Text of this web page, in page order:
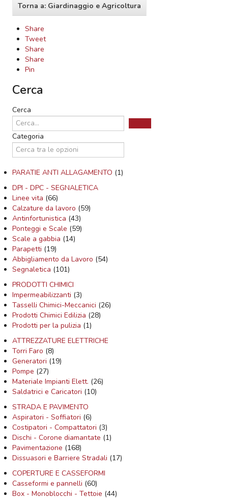
Torna a: Giardinaggio e Agricoltura
Share
Tweet
Share
Share
Pin
Cerca
Cerca
Categoria
PARATIE ANTI ALLAGAMENTO (1)
DPI - DPC - SEGNALETICA
Linee vita (66)
Calzature da lavoro (59)
Antinfortunistica (43)
Ponteggi e Scale (59)
Scale a gabbia (14)
Parapetti (19)
Abbigliamento da Lavoro (54)
Segnaletica (101)
PRODOTTI CHIMICI
Impermeabilizzanti (3)
Tasselli Chimici-Meccanici (26)
Prodotti Chimici Edilizia (28)
Prodotti per la pulizia (1)
ATTREZZATURE ELETTRICHE
Torri Faro (8)
Generatori (19)
Pompe (27)
Materiale Impianti Elett. (26)
Saldatrici e Caricatori (10)
STRADA E PAVIMENTO
Aspiratori - Soffiatori (6)
Costipatori - Compattatori (3)
Dischi - Corone diamantate (1)
Pavimentazione (168)
Dissuasori e Barriere Stradali (17)
COPERTURE E CASSEFORMI
Casseformi e pannelli (60)
Box - Monoblocchi - Tettoie (44)